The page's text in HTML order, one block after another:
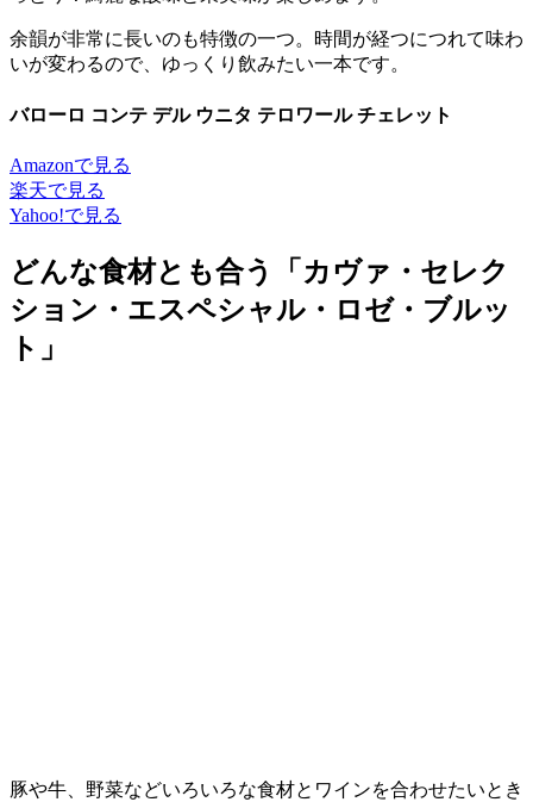
余韻が非常に長いのも特徴の一つ。時間が経つにつれて味わ
いが変わるので、ゆっくり飲みたい一本です。
バローロ コンテ デル ウニタ テロワール チェレット
Amazonで見る
楽天で見る
Yahoo!で見る
どんな食材とも合う「カヴァ・セレク
ション・エスペシャル・ロゼ・ブルッ
ト」
豚や牛、野菜などいろいろな食材とワインを合わせたいとき